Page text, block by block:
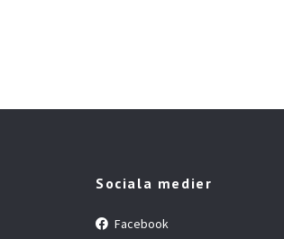
Sociala medier
Facebook